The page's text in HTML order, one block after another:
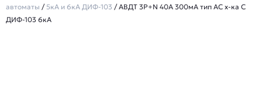
автоматы / 5кА и 6кА ДИФ-103 / АВДТ 3Р+N 40А 300мА тип AC х-ка С
ДИФ-103 6кА